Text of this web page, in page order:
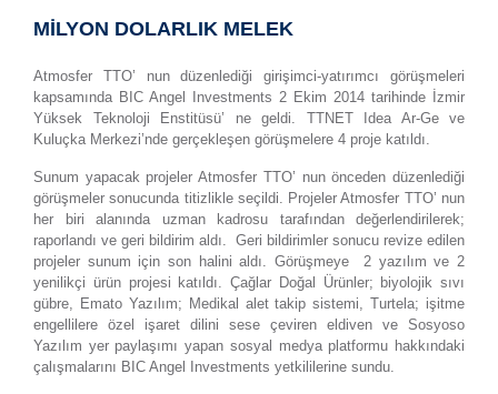
MİLYON DOLARLIK MELEK
Atmosfer TTO’ nun düzenlediği girişimci-yatırımcı görüşmeleri
kapsamında BIC Angel Investments 2 Ekim 2014 tarihinde İzmir
Yüksek Teknoloji Enstitüsü’ ne geldi. TTNET Idea Ar-Ge ve
Kuluçka Merkezi’nde gerçekleşen görüşmelere 4 proje katıldı.
Sunum yapacak projeler Atmosfer TTO’ nun önceden düzenlediği
görüşmeler sonucunda titizlikle seçildi. Projeler Atmosfer TTO’ nun
her biri alanında uzman kadrosu tarafından değerlendirilerek;
raporlandı ve geri bildirim aldı. Geri bildirimler sonucu revize edilen
projeler sunum için son halini aldı. Görüşmeye 2 yazılım ve 2
yenilikçi ürün projesi katıldı. Çağlar Doğal Ürünler; biyolojik sıvı
gübre, Emato Yazılım; Medikal alet takip sistemi, Turtela; işitme
engellilere özel işaret dilini sese çeviren eldiven ve Sosyoso
Yazılım yer paylaşımı yapan sosyal medya platformu hakkındaki
çalışmalarını BIC Angel Investments yetkililerine sundu.